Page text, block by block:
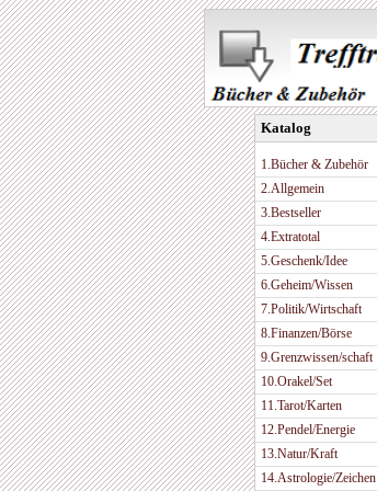
Katalog
1.Bücher & Zubehör
2.Allgemein
3.Bestseller
4.Extratotal
5.Geschenk/Idee
6.Geheim/Wissen
7.Politik/Wirtschaft
8.Finanzen/Börse
9.Grenzwissen/schaft
10.Orakel/Set
11.Tarot/Karten
12.Pendel/Energie
13.Natur/Kraft
14.Astrologie/Zeichen